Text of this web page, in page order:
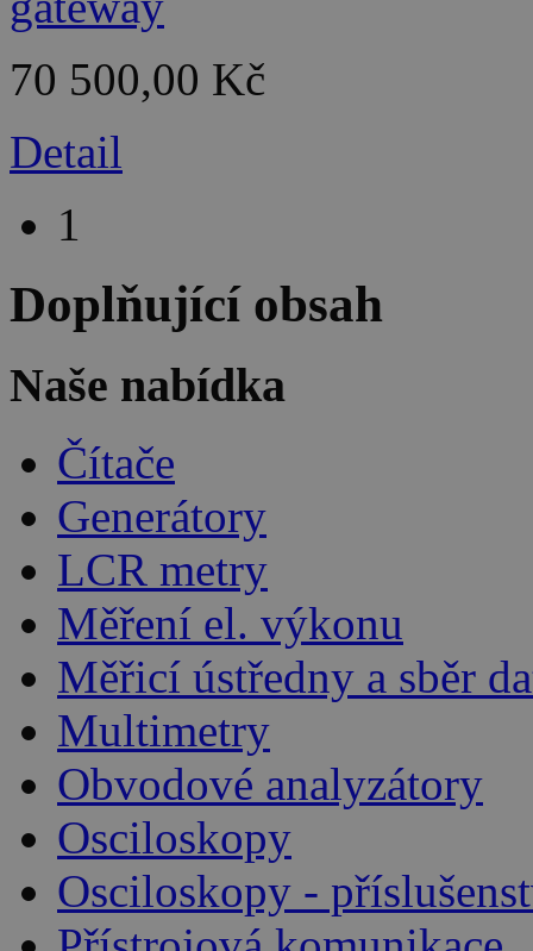
70 500,00 Kč
Detail
1
Doplňující obsah
Naše nabídka
Čítače
Generátory
LCR metry
Měření el. výkonu
Měřicí ústředny a sběr
Multimetry
Obvodové analyzátory
Osciloskopy
Osciloskopy -